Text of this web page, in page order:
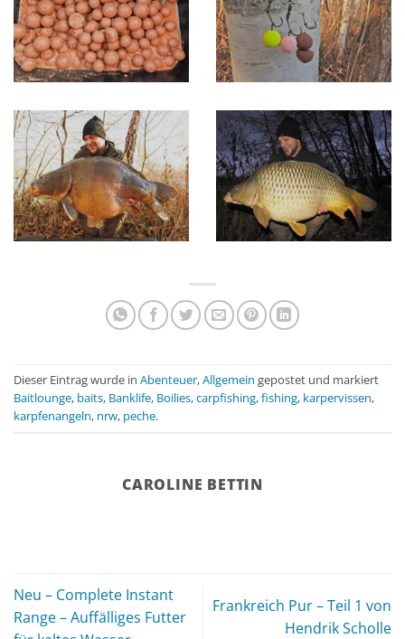
Dieser Eintrag wurde in Abenteuer,Allgemein gepostet und markiert
Baitlounge, baits, Banklife, Boilies,carpfishing,fishing, karpervissen,
karpfenangeln, nrw, peche.
CAROLINE BETTIN
Neu – Complete Instant
Range – Auffälliges Futter
Frankreich Pur – Teil 1 von
Hendrik Scholle